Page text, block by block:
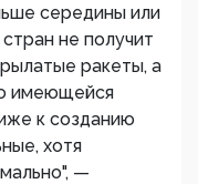
середины или
не получит
ракеты, а
имеющейся
к созданию
хотя
—